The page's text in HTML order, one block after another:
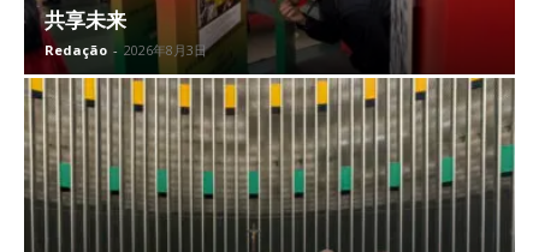
共享未来
Redação - 2026年8月3日